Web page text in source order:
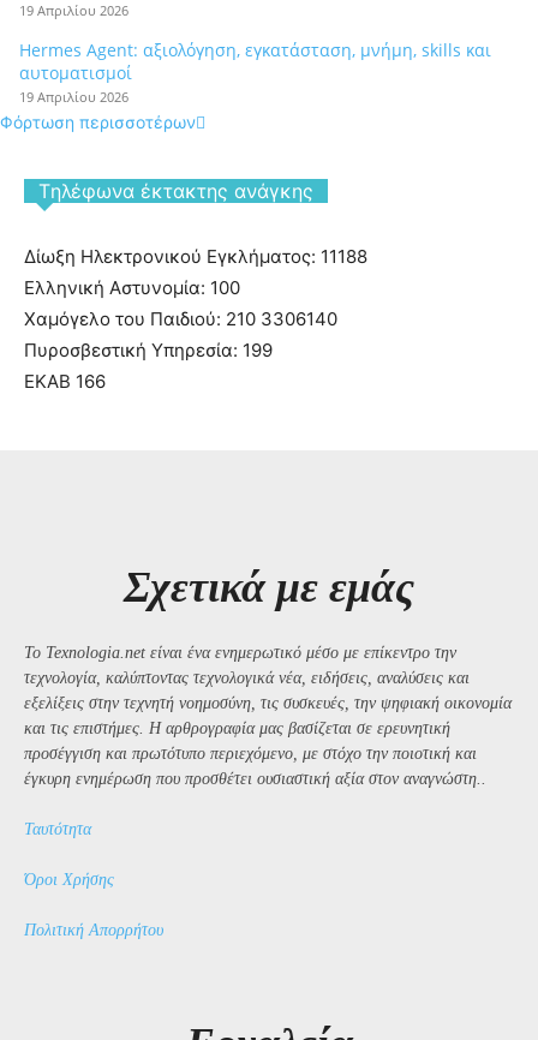
19 Απριλίου 2026
Hermes Agent: αξιολόγηση, εγκατάσταση, μνήμη, skills και
αυτοματισμοί
19 Απριλίου 2026
Φόρτωση περισσοτέρων
Tηλέφωνα έκτακτης ανάγκης
Δίωξη Ηλεκτρονικού Εγκλήματος: 11188
Ελληνική Αστυνομία: 100
Χαμόγελο του Παιδιού: 210 3306140
Πυροσβεστική Υπηρεσία: 199
ΕΚΑΒ 166
Σχετικά με εμάς
Το Texnologia.net είναι ένα ενημερωτικό μέσο με επίκεντρο την
τεχνολογία, καλύπτοντας τεχνολογικά νέα, ειδήσεις, αναλύσεις και
εξελίξεις στην τεχνητή νοημοσύνη, τις συσκευές, την ψηφιακή οικονομία
και τις επιστήμες. Η αρθρογραφία μας βασίζεται σε ερευνητική
προσέγγιση και πρωτότυπο περιεχόμενο, με στόχο την ποιοτική και
έγκυρη ενημέρωση που προσθέτει ουσιαστική αξία στον αναγνώστη..
Ταυτότητα
Όροι Χρήσης
Πολιτική Απορρήτου